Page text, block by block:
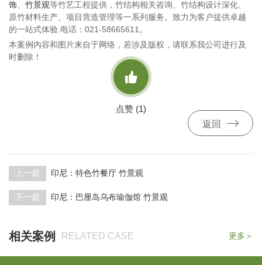
饰
竹景观等竹艺工程提供，竹结构相关咨询、竹结构设计深化、
原竹材料生产、项目营造管理等一系列服务。致力为客户提供卓越
的一站式体验.电话：021-58665611。
本案例内容和图片来自于网络，若涉及版权，请联系我公司进行及
时删除！

点赞 (1)
返回

上一篇 印尼：特色竹餐厅 竹景观
下一篇 印尼：巴厘岛乌布瑜伽馆 竹景观
相关案例 RELATED CASE 更多＞